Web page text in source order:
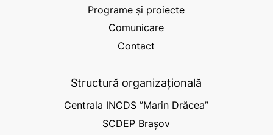
Programe și proiecte
Comunicare
Contact
Structură organizațională
Centrala INCDS ”Marin Drăcea”
SCDEP Brașov